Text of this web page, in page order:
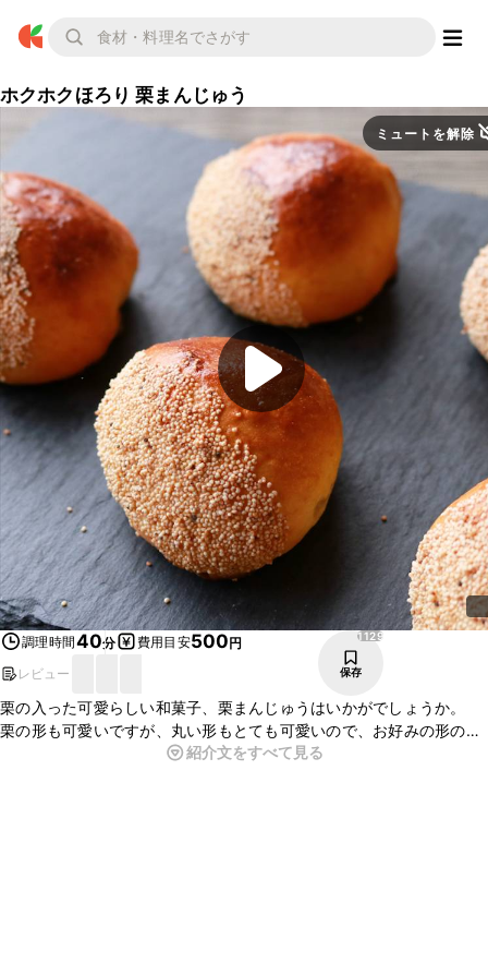
ホクホクほろり 栗まんじゅう
ミュートを解除
調理時間40分 費用目安500円
レビュー
1129
保存
栗の入った可愛らしい和菓子、栗まんじゅうはいかがでしょうか。
栗の形も可愛いですが、丸い形もとても可愛いので、お好みの形の栗
まんじゅうを作れますよ。おもてなしの際のお茶菓子にもおすすめで
紹介文をすべて見る